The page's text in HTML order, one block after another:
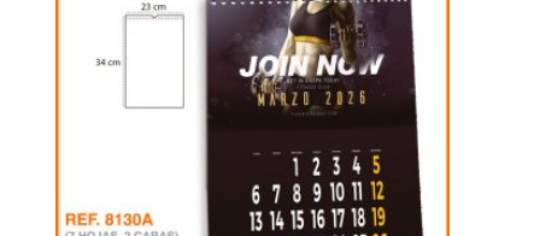
se
pueden
elegir
en
página
de